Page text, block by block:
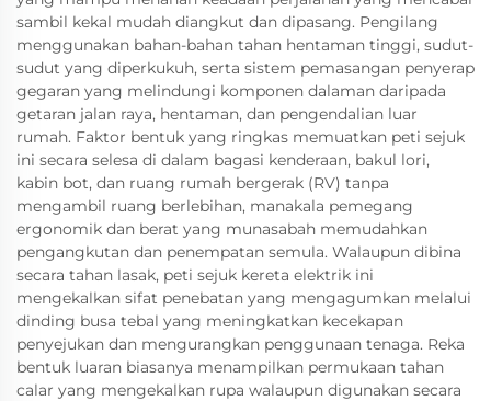
sambil kekal mudah diangkut dan dipasang. Pengilang
menggunakan bahan-bahan tahan hentaman tinggi, sudut-
sudut yang diperkukuh, serta sistem pemasangan penyerap
gegaran yang melindungi komponen dalaman daripada
getaran jalan raya, hentaman, dan pengendalian luar
rumah. Faktor bentuk yang ringkas memuatkan peti sejuk
ini secara selesa di dalam bagasi kenderaan, bakul lori,
kabin bot, dan ruang rumah bergerak (RV) tanpa
mengambil ruang berlebihan, manakala pemegang
ergonomik dan berat yang munasabah memudahkan
pengangkutan dan penempatan semula. Walaupun dibina
secara tahan lasak, peti sejuk kereta elektrik ini
mengekalkan sifat penebatan yang mengagumkan melalui
dinding busa tebal yang meningkatkan kecekapan
penyejukan dan mengurangkan penggunaan tenaga. Reka
bentuk luaran biasanya menampilkan permukaan tahan
calar yang mengekalkan rupa walaupun digunakan secara